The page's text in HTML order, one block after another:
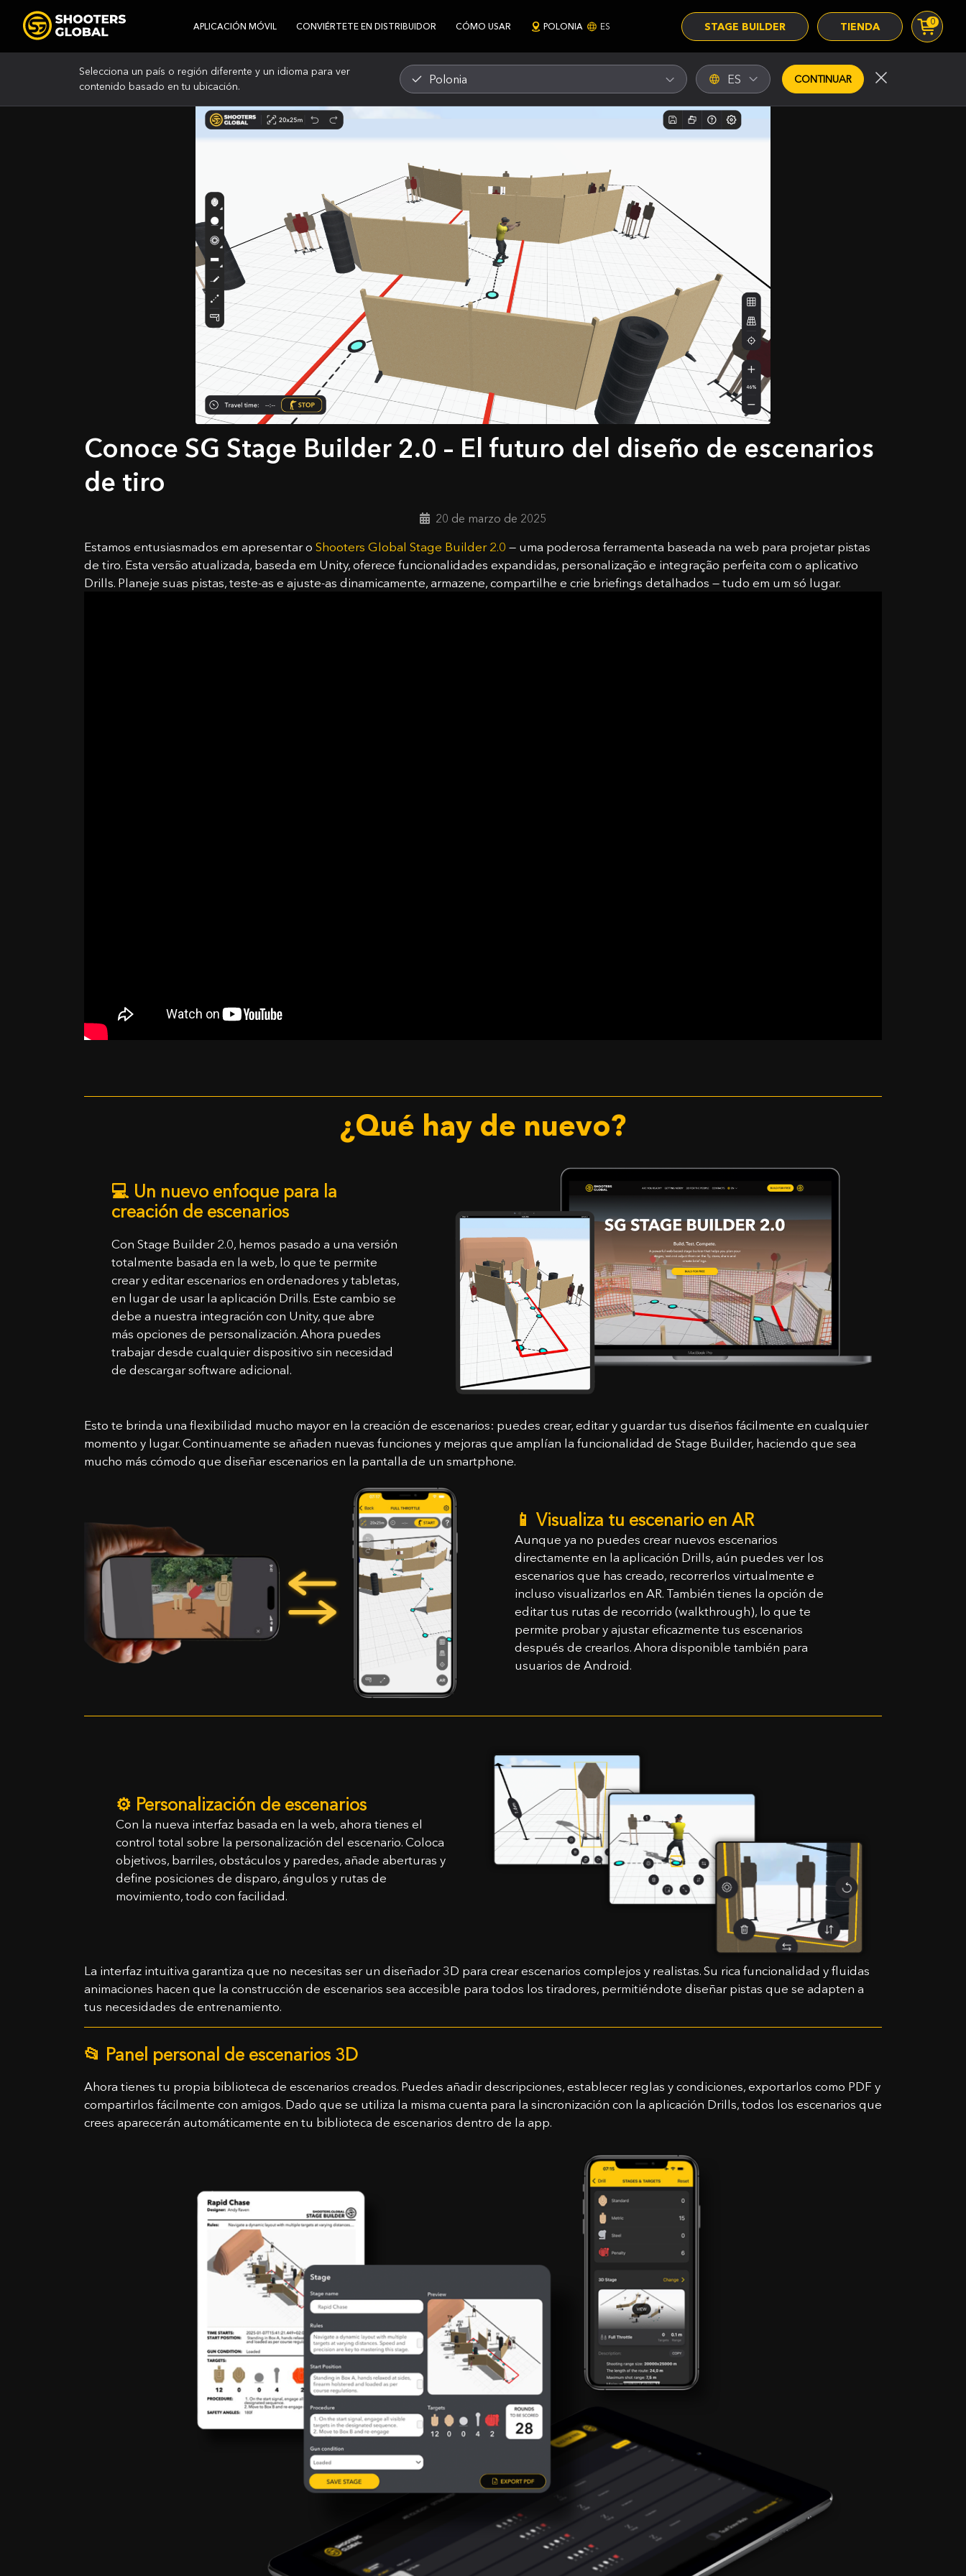
APLICACIÓN MÓVIL CONVIÉRTETE EN DISTRIBUIDOR CÓMO USAR POLONIA ES STAGE BUILDER TIENDA 0
Selecciona un país o región diferente y un idioma para ver
contenido basado en tu ubicación.
Polonia ES CONTINUAR
Conoce SG Stage Builder 2.0 – El futuro del diseño de escenarios
de tiro
20 de marzo de 2025
Estamos entusiasmados em apresentar o Shooters Global Stage Builder 2.0 — uma poderosa ferramenta baseada na web para projetar pistas
de tiro. Esta versão atualizada, baseda em Unity, oferece funcionalidades expandidas, personalização e integração perfeita com o aplicativo
Drills. Planeje suas pistas, teste-as e ajuste-as dinamicamente, armazene, compartilhe e crie briefings detalhados — tudo em um só lugar.
¿Qué hay de nuevo?
💻 Un nuevo enfoque para la
creación de escenarios
Con Stage Builder 2.0, hemos pasado a una versión
totalmente basada en la web, lo que te permite
crear y editar escenarios en ordenadores y tabletas,
en lugar de usar la aplicación Drills. Este cambio se
debe a nuestra integración con Unity, que abre
más opciones de personalización. Ahora puedes
trabajar desde cualquier dispositivo sin necesidad
de descargar software adicional.
Esto te brinda una flexibilidad mucho mayor en la creación de escenarios: puedes crear, editar y guardar tus diseños fácilmente en cualquier
momento y lugar. Continuamente se añaden nuevas funciones y mejoras que amplían la funcionalidad de Stage Builder, haciendo que sea
mucho más cómodo que diseñar escenarios en la pantalla de un smartphone.
📱 Visualiza tu escenario en AR
Aunque ya no puedes crear nuevos escenarios
directamente en la aplicación Drills, aún puedes ver los
escenarios que has creado, recorrerlos virtualmente e
incluso visualizarlos en AR. También tienes la opción de
editar tus rutas de recorrido (walkthrough), lo que te
permite probar y ajustar eficazmente tus escenarios
después de crearlos. Ahora disponible también para
usuarios de Android.
⚙️ Personalización de escenarios
Con la nueva interfaz basada en la web, ahora tienes el
control total sobre la personalización del escenario. Coloca
objetivos, barriles, obstáculos y paredes, añade aberturas y
define posiciones de disparo, ángulos y rutas de
movimiento, todo con facilidad.
La interfaz intuitiva garantiza que no necesitas ser un diseñador 3D para crear escenarios complejos y realistas. Su rica funcionalidad y fluidas
animaciones hacen que la construcción de escenarios sea accesible para todos los tiradores, permitiéndote diseñar pistas que se adapten a
tus necesidades de entrenamiento.
📂 Panel personal de escenarios 3D
Ahora tienes tu propia biblioteca de escenarios creados. Puedes añadir descripciones, establecer reglas y condiciones, exportarlos como PDF y
compartirlos fácilmente con amigos. Dado que se utiliza la misma cuenta para la sincronización con la aplicación Drills, todos los escenarios que
crees aparecerán automáticamente en tu biblioteca de escenarios dentro de la app.
¡El cupón ha sido activado!
33.20 0,00$
¡Felicidades, recibirás una funda de silicona gratis al pedir un SG Timer!
Añade un SG Timer al carrito y selecciona el color de la funda desde allí.
CONTÁCTANOS
Nombre
Correo electrónico
Mensaje Aviso: Cambio de País a
¿Entiende estas condiciones y desea continuar?
CANCELAR